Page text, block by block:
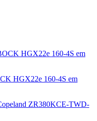
HGX22e 160-4S em